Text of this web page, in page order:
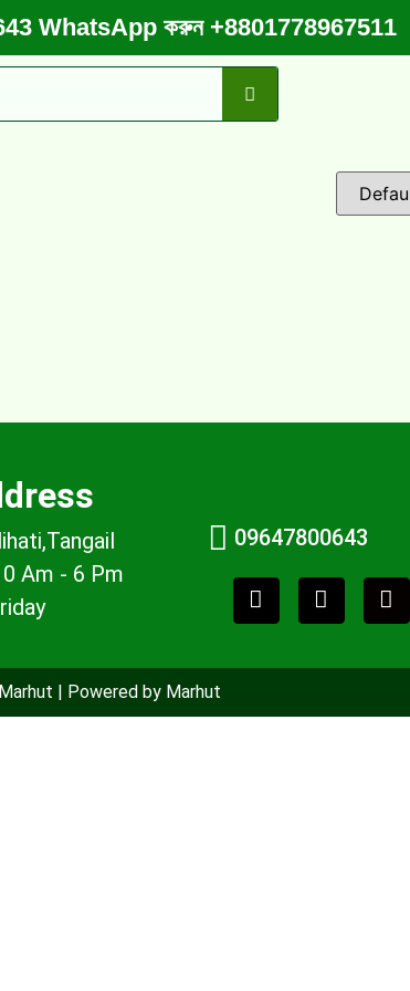
WhatsApp করুন +8801778967511
Am - 6 Pm
09647800643
| Powered by Marhut